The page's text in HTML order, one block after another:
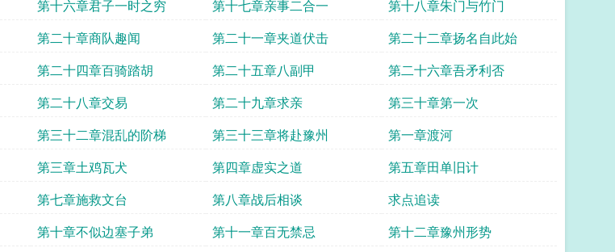
第十六章君子一时之穷 第十七章亲事二合一
第十八章朱门与竹门
第二十章商队趣闻 第二十一章夹道伏击
第二十二章扬名自此始
第二十四章百骑踏胡 第二十五章八副甲
第二十六章吾矛利否
第二十八章交易 第二十九章求亲
第三十章第一次
第三十二章混乱的阶梯 第三十三章将赴豫州
第一章渡河
第三章土鸡瓦犬 第四章虚实之道
第五章田单旧计
第七章施救文台 第八章战后相谈
求点追读
第十章不似边塞子弟 第十一章百无禁忌
第十二章豫州形势